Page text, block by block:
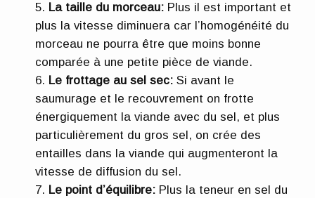
La taille du morceau: Plus il est important et
plus la vitesse diminuera car l’homogénéité du
morceau ne pourra être que moins bonne
comparée à une petite pièce de viande.
Le frottage au sel sec: Si avant le
saumurage et le recouvrement on frotte
énergiquement la viande avec du sel, et plus
particulièrement du gros sel, on crée des
entailles dans la viande qui augmenteront la
vitesse de diffusion du sel.
Le point d’équilibre: Plus la teneur en sel du